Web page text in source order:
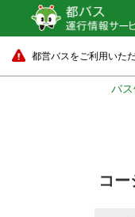
都営バスをご利用いた
バ
コ